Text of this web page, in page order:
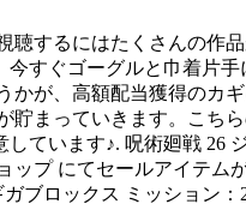
するにはたくさんの作
すぐゴーグルと巾着片
が、高額配当獲得のカ
まっていきます。こち
ています♪. 呪術廻戦
プ にてセールアイテム
ロックス ミッション